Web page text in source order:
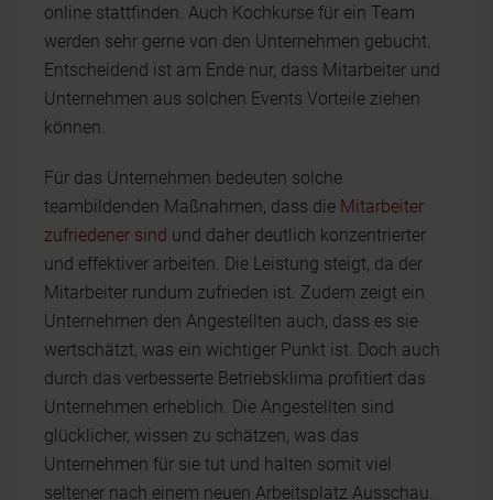
online stattfinden. Auch Kochkurse für ein Team
werden sehr gerne von den Unternehmen gebucht.
Entscheidend ist am Ende nur, dass Mitarbeiter und
Unternehmen aus solchen Events Vorteile ziehen
können.
Für das Unternehmen bedeuten solche
teambildenden Maßnahmen, dass die Mitarbeiter
zufriedener sind und daher deutlich konzentrierter
und effektiver arbeiten. Die Leistung steigt, da der
Mitarbeiter rundum zufrieden ist. Zudem zeigt ein
Unternehmen den Angestellten auch, dass es sie
wertschätzt, was ein wichtiger Punkt ist. Doch auch
durch das verbesserte Betriebsklima profitiert das
Unternehmen erheblich. Die Angestellten sind
glücklicher, wissen zu schätzen, was das
Unternehmen für sie tut und halten somit viel
seltener nach einem neuen Arbeitsplatz Ausschau.